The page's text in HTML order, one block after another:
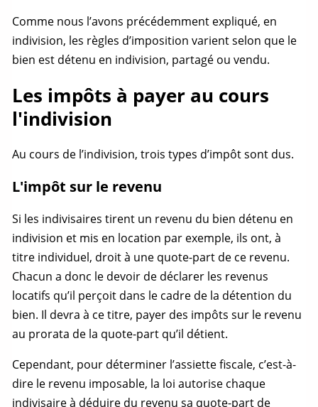
Comme nous l’avons précédemment expliqué, en
indivision, les règles d’imposition varient selon que le
bien est détenu en indivision, partagé ou vendu.
Les impôts à payer au cours
l'indivision
Au cours de l’indivision, trois types d’impôt sont dus.
L'impôt sur le revenu
Si les indivisaires tirent un revenu du bien détenu en
indivision et mis en location par exemple, ils ont, à
titre individuel, droit à une quote-partde ce revenu.
Chacun a donc le devoir de déclarer les revenus
locatifs qu’il perçoit dans le cadre de la détention du
bien. Il devra à ce titre, payer des impôts sur le revenu
au prorata de la quote-partqu’il détient.
Cependant, pour déterminer l’assiette fiscale, c’est-à-
dire le revenu imposable, la loi autorise chaque
indivisaire à déduire du revenu sa quote-partde